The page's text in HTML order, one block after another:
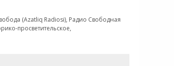
(Azatliq Radiosi), Радио Свободная
просветительское,